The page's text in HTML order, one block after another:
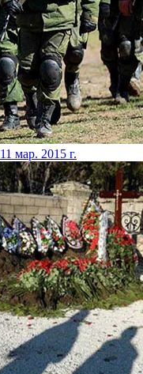
11 мар. 2015 г.